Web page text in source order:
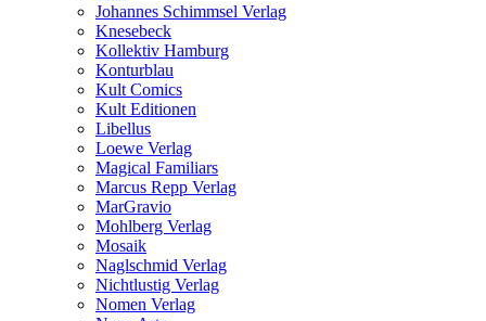
Johannes Schimmsel Verlag
Knesebeck
Kollektiv Hamburg
Konturblau
Kult Comics
Kult Editionen
Libellus
Loewe Verlag
Magical Familiars
Marcus Repp Verlag
MarGravio
Mohlberg Verlag
Mosaik
Naglschmid Verlag
Nichtlustig Verlag
Nomen Verlag